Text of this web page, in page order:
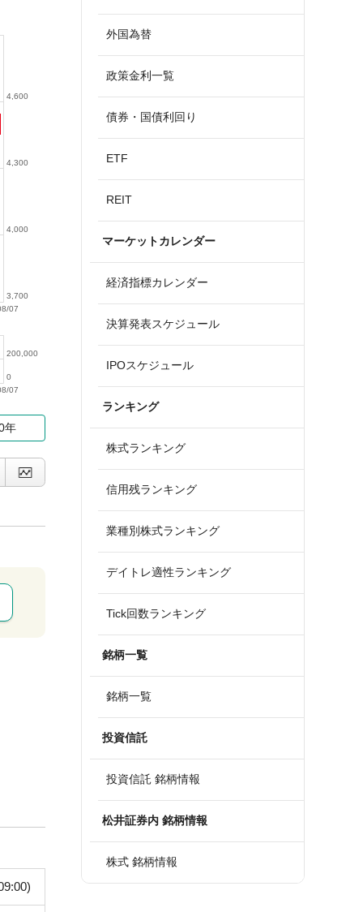
07
3,700
4,000
4,300
4,600
07
0
200,000
年
外国為替
政策金利一覧
債券・国債利回り
ETF
REIT
マーケットカレンダー
経済指標カレンダー
決算発表スケジュール
IPOスケジュール
ランキング
株式ランキング
信用残ランキング
業種別株式ランキング
デイトレ適性ランキング
Tick回数ランキング
銘柄一覧
銘柄一覧
投資信託
投資信託 銘柄情報
松井証券内 銘柄情報
株式 銘柄情報